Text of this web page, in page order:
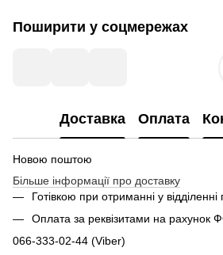
Поширити у соцмережах
Доставка Оплата
Новою поштою
Більше інформації про доставку
Готівкою при отриманні у
Оплата за реквізитами на рахунок
066-333-02-44 (Viber)